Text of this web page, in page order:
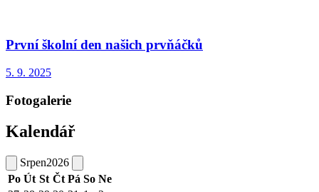
První školní den našich prvňáčků
5. 9. 2025
Fotogalerie
Kalendář
Srpen2026
Po Út St Čt Pá So Ne